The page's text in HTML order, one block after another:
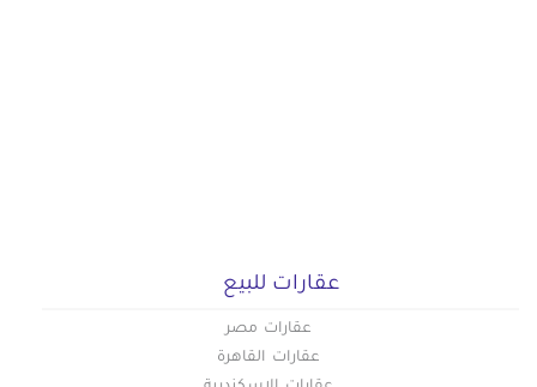
عقارات للبيع
عقارات مصر
عقارات القاهرة